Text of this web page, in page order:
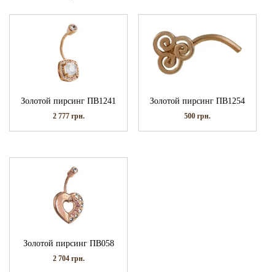
Золотой пирсинг ПВ1241
2 777 грн.
Золотой пирсинг ПВ1254
500 грн.
Золотой пирсинг ПВ058
2 704 грн.